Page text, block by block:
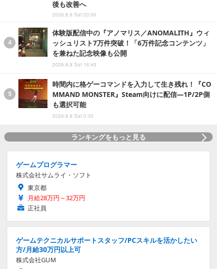
後も改善へ
2026.8.8 Sat 20:00
体験版配信中の『アノマリス／ANOMALITH』ウィ
ッシュリスト7万件突破！「6万件記念コンテンツ」
を兼ねた記念映像も公開
2026.8.8 Sat 16:45
時間内に格ゲーコマンドを入力して生き残れ！『CO
MMAND MONSTER』Steam向けに配信―1P/2P側
も選択可能
2026.8.8 Sat 0:30
ランキングをもっと見る
ゲームプログラマー
株式会社サムライ・ソフト
東京都
月給28万円～32万円
正社員
ゲームテクニカルサポートスタッフ/PCスキルを活かしたい
方/月給30万円以上可
株式会社GUM